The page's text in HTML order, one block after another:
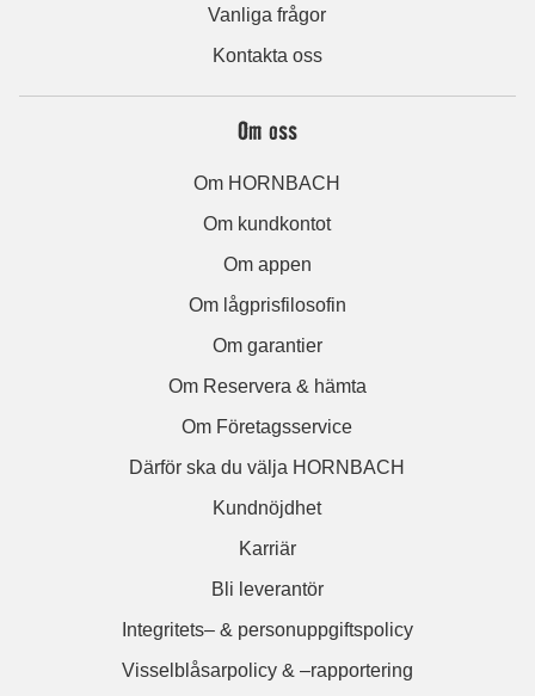
Vanliga frågor
Kontakta oss
Om oss
Om HORNBACH
Om kundkontot
Om appen
Om lågprisfilosofin
Om garantier
Om Reservera & hämta
Om Företagsservice
Därför ska du välja HORNBACH
Kundnöjdhet
Karriär
Bli leverantör
Integritets– & personuppgiftspolicy
Visselblåsarpolicy & –rapportering